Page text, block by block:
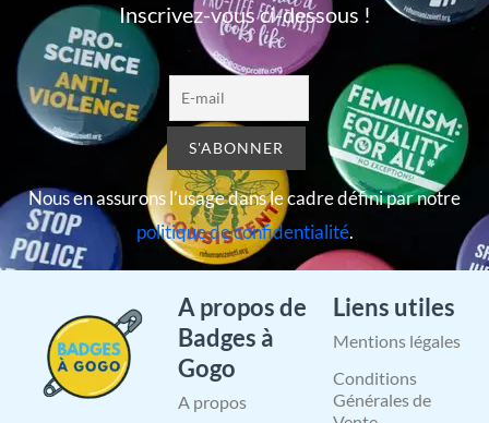
Inscrivez-vous ci-dessous !
Nous en assurons l’usage dans le cadre défini par notre
politique de confidentialité.
A propos de
Badges à
Gogo
A propos
Liens utiles
Mentions légales
Conditions
Générales de